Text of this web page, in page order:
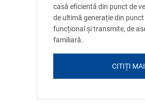
casă eficientă din punct de
de ultimă generație din
funcțional și transmite, de
familiară.
CITIȚI